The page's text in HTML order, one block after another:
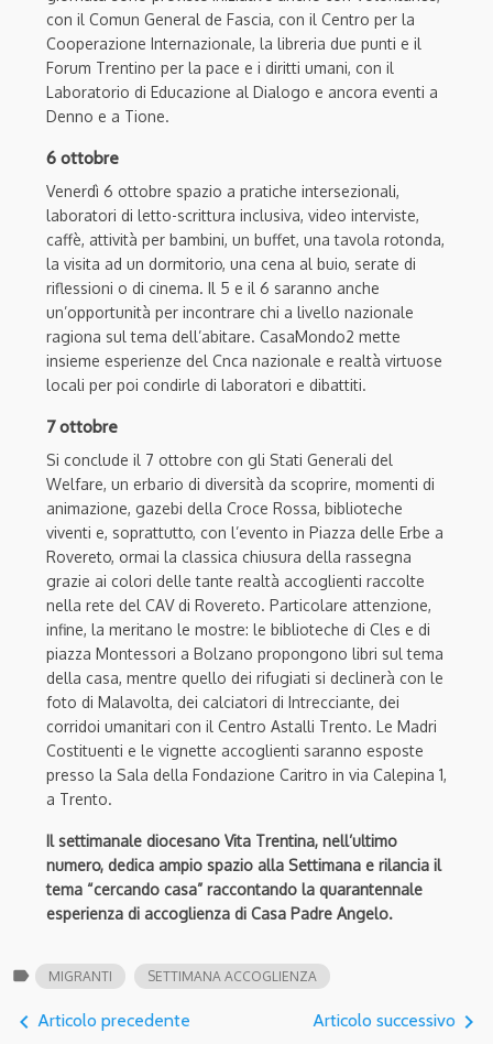
con il Comun General de Fascia, con il Centro per la
Cooperazione Internazionale, la libreria due punti e il
Forum Trentino per la pace e i diritti umani, con il
Laboratorio di Educazione al Dialogo e ancora eventi a
Denno e a Tione.
6 ottobre
Venerdì 6 ottobre spazio a pratiche intersezionali,
laboratori di letto-scrittura inclusiva, video interviste,
caffè, attività per bambini, un buffet, una tavola rotonda,
la visita ad un dormitorio, una cena al buio, serate di
riflessioni o di cinema. Il 5 e il 6 saranno anche
un’opportunità per incontrare chi a livello nazionale
ragiona sul tema dell’abitare. CasaMondo2 mette
insieme esperienze del Cnca nazionale e realtà virtuose
locali per poi condirle di laboratori e dibattiti.
7 ottobre
Si conclude il 7 ottobre con gli Stati Generali del
Welfare, un erbario di diversità da scoprire, momenti di
animazione, gazebi della Croce Rossa, biblioteche
viventi e, soprattutto, con l’evento in Piazza delle Erbe a
Rovereto, ormai la classica chiusura della rassegna
grazie ai colori delle tante realtà accoglienti raccolte
nella rete del CAV di Rovereto. Particolare attenzione,
infine, la meritano le mostre: le biblioteche di Cles e di
piazza Montessori a Bolzano propongono libri sul tema
della casa, mentre quello dei rifugiati si declinerà con le
foto di Malavolta, dei calciatori di Intrecciante, dei
corridoi umanitari con il Centro Astalli Trento. Le Madri
Costituenti e le vignette accoglienti saranno esposte
presso la Sala della Fondazione Caritro in via Calepina 1,
a Trento.
Il settimanale diocesano Vita Trentina, nell’ultimo
numero, dedica ampio spazio alla Settimana e rilancia il
tema “cercando casa” raccontando la quarantennale
esperienza di accoglienza di Casa Padre Angelo.
label MIGRANTI SETTIMANA ACCOGLIENZA
navigate_before Articolo precedente Articolo successivo navigate_next